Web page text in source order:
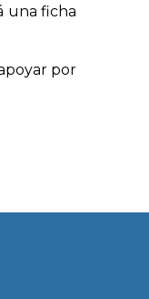
una ficha
por